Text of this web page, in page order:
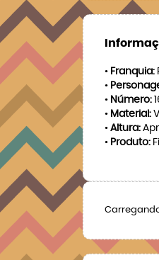
• Franquia:
•
• Número:
• Material:
• Altura:
• Produto: